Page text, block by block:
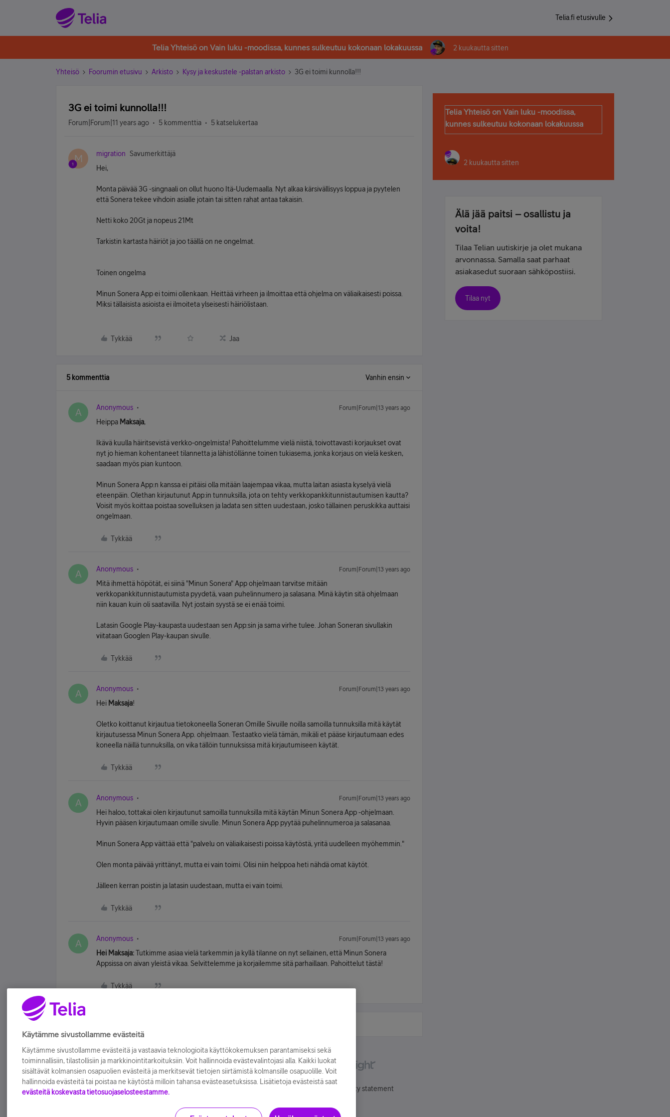
Telia.fi etusivulle
Telia Yhteisö on Vain luku -moodissa, kunnes sulkeutuu kokonaan lokakuussa 2 kuukautta sitten
Yhteisö Foorumin etusivu Arkisto Kysy ja keskustele -palstan arkisto 3G ei toimi kunnolla!!!
3G ei toimi kunnolla!!!
Forum|Forum|11 years ago 5 kommenttia 5 katselukertaa
M migration
Savumerkittäjä
Hei,
Monta päivää 3G -singnaali on ollut huono Itä-Uudemaalla. Nyt alkaa kärsivällisyys loppua ja pyytelen
että Sonera tekee vihdoin asialle jotain tai sitten rahat antaa takaisin.
Netti koko 20Gt ja nopeus 21Mt
Tarkistin kartasta häiriöt ja joo täällä on ne ongelmat.
Toinen ongelma
Minun Sonera App ei toimi ollenkaan. Heittää virheen ja ilmoittaa että ohjelma on väliaikaisesti poissa.
Miksi tällaisista asioista ei ilmoiteta ylseisesti häiriölistaan.
Tykkää Jaa
5 kommenttia Vanhin ensin
A Anonymous Forum|Forum|13 years ago
Heippa Maksaja,
Ikävä kuulla häiritsevistä verkko-ongelmista! Pahoittelumme vielä niistä, toivottavasti korjaukset ovat
nyt jo hieman kohentaneet tilannetta ja lähistöllänne toinen tukiasema, jonka korjaus on vielä kesken,
saadaan myös pian kuntoon.
Minun Sonera App:n kanssa ei pitäisi olla mitään laajempaa vikaa, mutta laitan asiasta kyselyä vielä
eteenpäin. Olethan kirjautunut App:in tunnuksilla, jota on tehty verkkopankkitunnistautumisen kautta?
Voisit myös koittaa poistaa sovelluksen ja ladata sen sitten uudestaan, josko tällainen peruskikka auttaisi
ongelmaan.
Tykkää
A Anonymous Forum|Forum|13 years ago
Mitä ihmettä höpötät, ei siinä "Minun Sonera" App ohjelmaan tarvitse mitään
verkkopankkitunnistautumista pyydetä, vaan puhelinnumero ja salasana. Minä käytin sitä ohjelmaan
niin kauan kuin oli saatavilla. Nyt jostain syystä se ei enää toimi.
Latasin Google Play-kaupasta uudestaan sen App:sin ja sama virhe tulee. Johan Soneran sivullakin
viitataan Googlen Play-kaupan sivulle.
Tykkää
A Anonymous Forum|Forum|13 years ago
Hei Maksaja!
Oletko koittanut kirjautua tietokoneella Soneran Omille Sivuille noilla samoilla tunnuksilla mitä käytät
kirjautusessa Minun Sonera App. ohjelmaan. Testaatko vielä tämän, mikäli et pääse kirjautumaan edes
koneella näillä tunnuksilla, on vika tällöin tunnuksissa mitä kirjautumiseen käytät.
Tykkää
A Anonymous Forum|Forum|13 years ago
Hei haloo, tottakai olen kirjautunut samoilla tunnuksilla mitä käytän Minun Sonera App -ohjelmaan.
Hyvin pääsen kirjautumaan omille sivulle. Minun Sonera App pyytää puhelinnumeroa ja salasanaa.
Minun Sonera App väittää että "palvelu on väliaikaisesti poissa käytöstä, yritä uudelleen myöhemmin."
Olen monta päivää yrittänyt, mutta ei vain toimi. Olisi niin helppoa heti nähdä omat käytöt.
Jälleen kerran poistin ja latasin uudestaan, mutta ei vain toimi.
Tykkää
A Anonymous Forum|Forum|13 years ago
Hei Maksaja:Tutkimme asiaa vielä tarkemmin ja kyllä tilanne on nyt sellainen, että Minun Sonera
Appsissa on aivan yleistä vikaa. Selvittelemme ja korjailemme sitä parhaillaan. Pahoittelut tästä!
Tykkää
Telia Yhteisö on Vain luku -moodissa,
kunnes sulkeutuu kokonaan lokakuussa
2 kuukautta sitten
Älä jää paitsi – osallistu ja
voita!
Tilaa Telian uutiskirje ja olet mukana
arvonnassa. Samalla saat parhaat
asiakasedut suoraan sähköpostiisi.
Tilaa nyt
Accessibility statement
Käytämme sivustollamme evästeitä
Käytämme sivustollamme evästeitä ja vastaavia teknologioita käyttökokemuksen parantamiseksi sekä
toiminnallisiin, tilastollisiin ja markkinointitarkoituksiin. Voit hallinnoida evästevalintojasi alla. Kaikki luokat
sisältävät kolmansien osapuolien evästeitä ja merkitsevät tietojen siirtämistä kolmansille osapuolille. Voit
hallinnoida evästeitä tai poistaa ne käytöstä milloin tahansa evästeasetuksissa. Lisätietoja evästeistä saat
evästeitä koskevasta tietosuojaselosteestamme.